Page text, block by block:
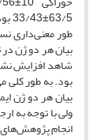
بیان هر دو ژن
بود. به طور کلی
بیان هر دو ژن
ولی با توجه به
انجام